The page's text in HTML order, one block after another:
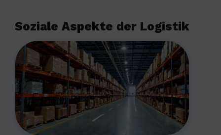
Soziale Aspekte der Logistik